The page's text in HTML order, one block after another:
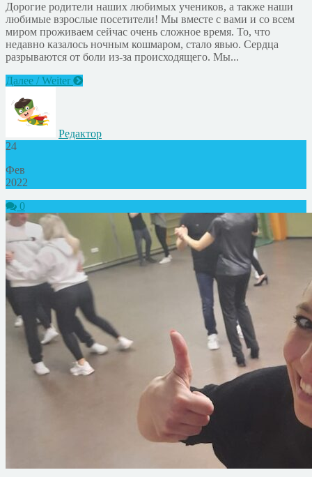
Дорогие родители наших любимых учеников, а также наши
любимые взрослые посетители! Мы вместе с вами и со всем
миром проживаем сейчас очень сложное время. То, что
недавно казалось ночным кошмаром, стало явью. Сердца
разрываются от боли из-за происходящего. Мы...
Далее / Weiter
Редактор
24
Фев
2022
0